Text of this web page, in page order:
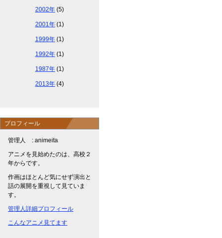
2002年 (5)
2001年 (1)
1999年 (1)
1992年 (1)
1987年 (1)
2013年 (4)
プロフィール
管理人 : animeita
アニメを見始めたのは、高校２
年からです。
作画はほとんど気にせず演出と
話の展開を重視して見ていま
す。
管理人詳細プロフィール
こんなアニメ見てます